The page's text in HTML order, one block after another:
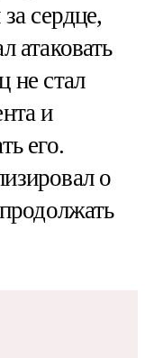
сердце,
атаковать
не стал
и
его.
о